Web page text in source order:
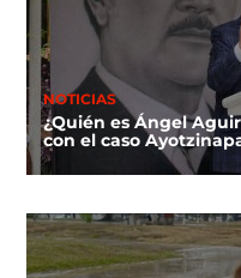
NOTICIAS
¿Quién es Ángel
con el caso